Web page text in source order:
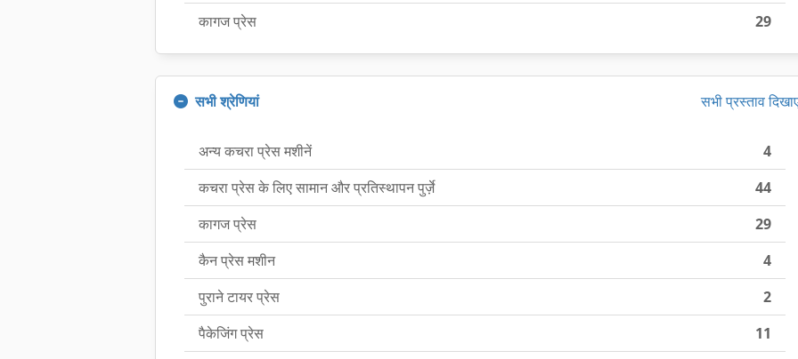
कागज प्रेस
29
सभी श्रेणियां सभी प्रस्ताव
अन्य कचरा प्रेस मशीनें
4
कचरा प्रेस के लिए सामान और प्रतिस्थापन पुर्ज़े
44
कागज प्रेस
29
कैन प्रेस मशीन
4
पुराने टायर प्रेस
2
पैकेजिंग प्रेस
11